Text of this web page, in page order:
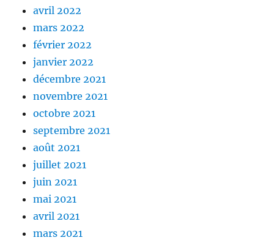
avril 2022
mars 2022
février 2022
janvier 2022
décembre 2021
novembre 2021
octobre 2021
septembre 2021
août 2021
juillet 2021
juin 2021
mai 2021
avril 2021
mars 2021